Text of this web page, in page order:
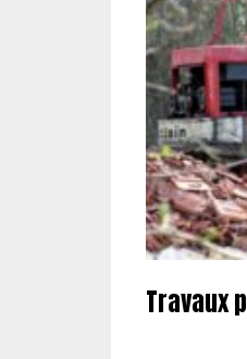
Travaux